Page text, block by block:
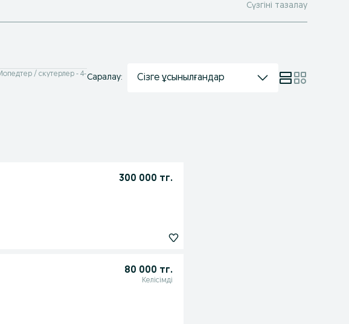
Сүзгіні тазалау
/ скутерлер - 4-Саралау: Сізге ұсынылғандар
300 000 тг.
80 000 тг.
Келісімді